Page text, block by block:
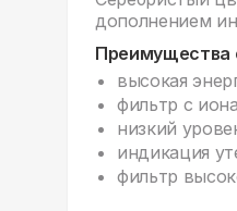
дополнением
Преимущества
высокая
фильтр с
низкий
индикация
фильтр